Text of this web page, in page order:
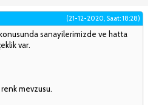
(21-12-2020, Saat: 18:28)
sanayilerimizde ve hatta
var.
renk mevzusu.